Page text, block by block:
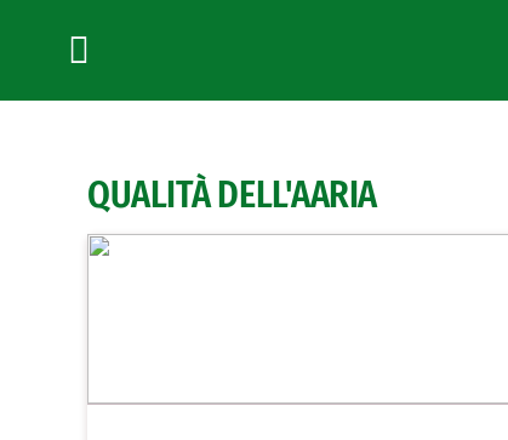
Toggle
Navigation
QUALITÀ DELL'AARIA